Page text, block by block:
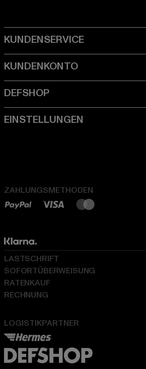
ZAHLUNGSMETHODEN
LOGISTIKPARTNER
LASTSCHRIFT
SOFORTÜBERWEISUNG
RATENKAUF
RECHNUNG